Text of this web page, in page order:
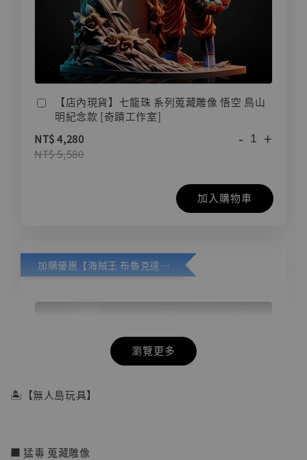
【店內現貨】七龍珠 系列蒐藏雕像 悟空 鳥山
明紀念款 [奇蹟工作室]
NT$ 4,280
NT$ 5,580
- +
加入購物車
加購優惠【海賊王 布魯克達摩 [7STARS Studio]】
瀏覽更多
🏝【無人島玩具】
■ 猛毒 蒐藏雕像